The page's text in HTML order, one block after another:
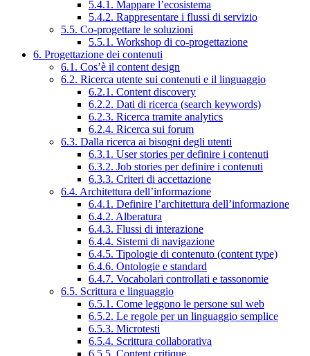
5.4.1. Mappare l’ecosistema
5.4.2. Rappresentare i flussi di servizio
5.5. Co-progettare le soluzioni
5.5.1. Workshop di co-progettazione
6. Progettazione dei contenuti
6.1. Cos’è il content design
6.2. Ricerca utente sui contenuti e il linguaggio
6.2.1. Content discovery
6.2.2. Dati di ricerca (search keywords)
6.2.3. Ricerca tramite analytics
6.2.4. Ricerca sui forum
6.3. Dalla ricerca ai bisogni degli utenti
6.3.1. User stories per definire i contenuti
6.3.2. Job stories per definire i contenuti
6.3.3. Criteri di accettazione
6.4. Architettura dell’informazione
6.4.1. Definire l’architettura dell’informazione
6.4.2. Alberatura
6.4.3. Flussi di interazione
6.4.4. Sistemi di navigazione
6.4.5. Tipologie di contenuto (content type)
6.4.6. Ontologie e standard
6.4.7. Vocabolari controllati e tassonomie
6.5. Scrittura e linguaggio
6.5.1. Come leggono le persone sul web
6.5.2. Le regole per un linguaggio semplice
6.5.3. Microtesti
6.5.4. Scrittura collaborativa
6.5.5. Content critique